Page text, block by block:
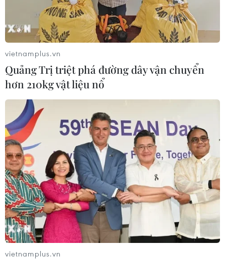
vietnamplus.vn
Quảng Trị triệt phá đường dây vận chuyển
hơn 210kg vật liệu nổ
vietnamplus.vn